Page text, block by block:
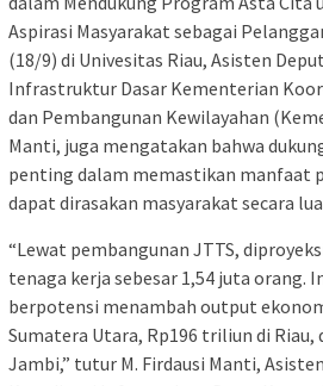
Aspirasi Masyarakat sebagai
(18/9) di Univesitas Riau, Asisten
Infrastruktur Dasar Kementerian
dan Pembangunan Kewilayahan
Manti, juga mengatakan bahwa
penting dalam memastikan manfaat
dapat dirasakan masyarakat secara
“Lewat pembangunan JTTS,
tenaga kerja sebesar 1,54 juta orang.
berpotensi menambah output
Sumatera Utara, Rp196 triliun di Riau,
Jambi,” tutur M. Firdausi Manti,